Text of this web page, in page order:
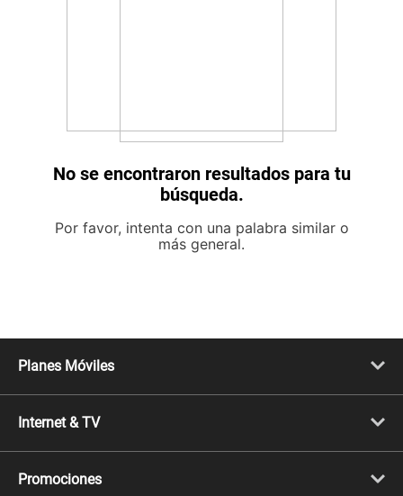
No se encontraron resultados para tu
búsqueda.
Por favor, intenta con una palabra similar o
más general.
Planes Móviles
Línea Nueva
Línea Adicional
Migración
Internet & TV
Internet + TV
Mejora tu plan
Promociones